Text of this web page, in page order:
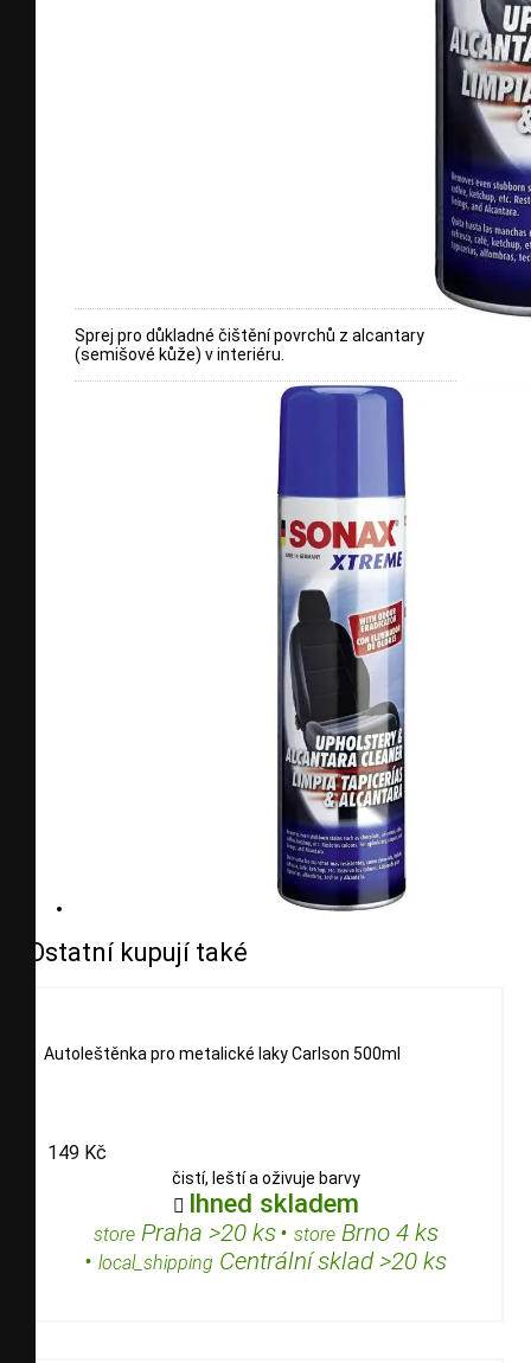
Sprej pro důkladné čištění povrchů z alcantary
(semišové kůže) v interiéru.
Ostatní kupují také
Autoleštěnka pro metalické laky Carlson 500ml
149 Kč
čistí, leští a oživuje barvy
 Ihned skladem
storePraha >20 ks• storeBrno 4 ks
• local_shipping Centrální sklad >20 ks